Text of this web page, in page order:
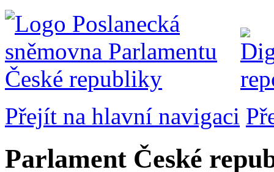
Přejít na hlavní navigaci
Parlament České